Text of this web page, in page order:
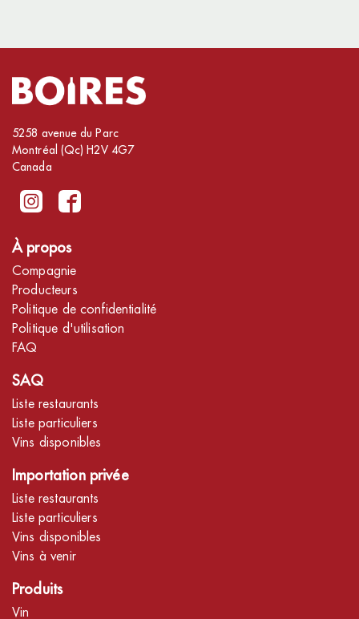
5258 avenue du Parc
Montréal (Qc) H2V 4G7
Canada
À propos
Compagnie
Producteurs
Politique de confidentialité
Politique d'utilisation
FAQ
SAQ
Liste restaurants
Liste particuliers
Vins disponibles
Importation privée
Liste restaurants
Liste particuliers
Vins disponibles
Vins à venir
Produits
Vin